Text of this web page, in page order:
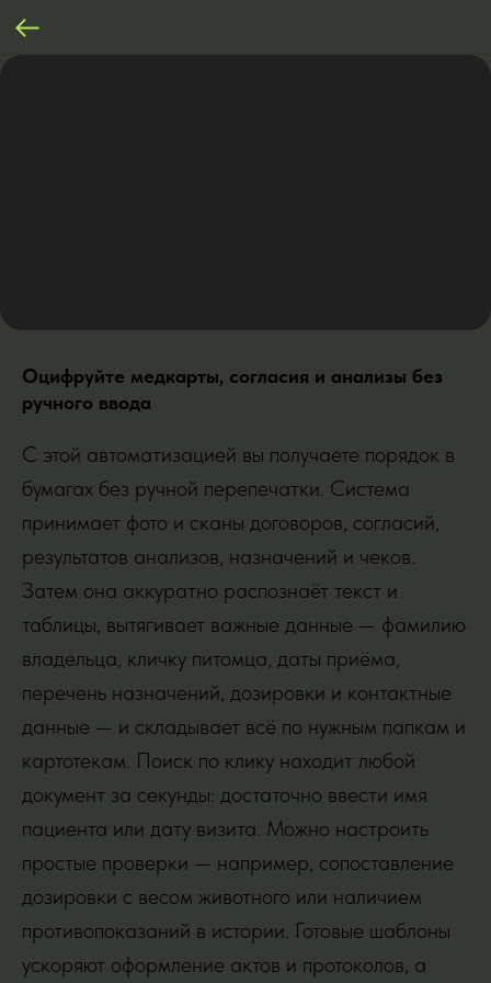
Оцифруйте медкарты, согласия и анализы без
ручного ввода
С этой автоматизацией вы получаете порядок в
бумагах без ручной перепечатки. Система
принимает фото и сканы договоров, согласий,
результатов анализов, назначений и чеков.
Затем она аккуратно распознаёт текст и
таблицы, вытягивает важные данные — фамилию
владельца, кличку питомца, даты приёма,
перечень назначений, дозировки и контактные
данные — и складывает всё по нужным папкам и
картотекам. Поиск по клику находит любой
документ за секунды: достаточно ввести имя
пациента или дату визита. Можно настроить
простые проверки — например, сопоставление
дозировки с весом животного или наличием
противопоказаний в истории. Готовые шаблоны
ускоряют оформление актов и протоколов, а